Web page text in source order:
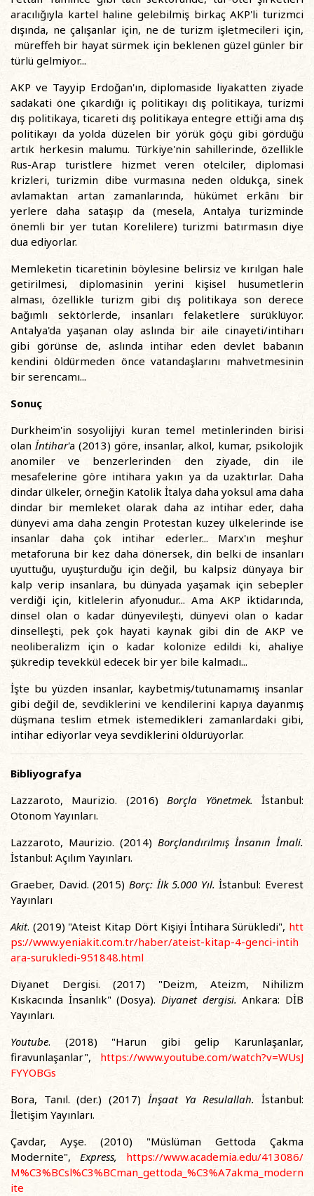
aracılığıyla kartel haline gelebilmiş birkaç AKP'li turizmci
dışında, ne çalışanlar için, ne de turizm işletmecileri için,
müreffeh bir hayat sürmek için beklenen güzel günler bir
türlü gelmiyor...
AKP ve Tayyip Erdoğan'ın, diplomaside liyakatten ziyade
sadakati öne çıkardığı iç politikayı dış politikaya, turizmi
dış politikaya, ticareti dış politikaya entegre ettiği ama dış
politikayı da yolda düzelen bir yörük göçü gibi gördüğü
artık herkesin malumu. Türkiye'nin sahillerinde, özellikle
Rus-Arap turistlere hizmet veren otelciler, diplomasi
krizleri, turizmin dibe vurmasına neden oldukça, sinek
avlamaktan artan zamanlarında, hükümet erkânı bir
yerlere daha sataşıp da (mesela, Antalya turizminde
önemli bir yer tutan Korelilere) turizmi batırmasın diye
dua ediyorlar.
Memleketin ticaretinin böylesine belirsiz ve kırılgan hale
getirilmesi, diplomasinin yerini kişisel husumetlerin
alması, özellikle turizm gibi dış politikaya son derece
bağımlı sektörlerde, insanları felaketlere sürüklüyor.
Antalya'da yaşanan olay aslında bir aile cinayeti/intiharı
gibi görünse de, aslında intihar eden devlet babanın
kendini öldürmeden önce vatandaşlarını mahvetmesinin
bir serencamı...
Sonuç
Durkheim'in sosyolijiyi kuran temel metinlerinden birisi
olanİntihar'a (2013) göre, insanlar, alkol, kumar, psikolojik
anomiler ve benzerlerinden den ziyade, din ile
mesafelerine göre intihara yakın ya da uzaktırlar. Daha
dindar ülkeler, örneğin Katolik İtalya daha yoksul ama daha
dindar bir memleket olarak daha az intihar eder, daha
dünyevi ama daha zengin Protestan kuzey ülkelerinde ise
insanlar daha çok intihar ederler... Marx'ın meşhur
metaforuna bir kez daha dönersek, din belki de insanları
uyuttuğu, uyuşturduğu için değil, bu kalpsiz dünyaya bir
kalp verip insanlara, bu dünyada yaşamak için sebepler
verdiği için, kitlelerin afyonudur... Ama AKP iktidarında,
dinsel olan o kadar dünyevileşti, dünyevi olan o kadar
dinselleşti, pek çok hayati kaynak gibi din de AKP ve
neoliberalizm için o kadar kolonize edildi ki, ahaliye
şükredip tevekkül edecek bir yer bile kalmadı...
İşte bu yüzden insanlar, kaybetmiş/tutunamamış insanlar
gibi değil de, sevdiklerini ve kendilerini kapıya dayanmış
düşmana teslim etmek istemedikleri zamanlardaki gibi,
intihar ediyorlar veya sevdiklerini öldürüyorlar.
Bibliyografya
Lazzaroto, Maurizio. (2016)Borçla Yönetmek.İstanbul:
Otonom Yayınları.
Lazzaroto, Maurizio. (2014) Borçlandırılmış İnsanın İmali.
İstanbul: Açılım Yayınları.
Graeber, David. (2015) Borç: İlk 5.000 Yıl.İstanbul: Everest
Yayınları
Akit. (2019) "Ateist Kitap Dört Kişiyi İntihara Sürükledi", htt
ps://www.yeniakit.com.tr/haber/ateist-kitap-4-genci-intih
ara-surukledi-951848.html
Diyanet Dergisi. (2017) "Deizm, Ateizm, Nihilizm
Kıskacında İnsanlık" (Dosya). Diyanet dergisi.Ankara: DİB
Yayınları.
Youtube. (2018) "Harun gibi gelip Karunlaşanlar,
firavunlaşanlar", https://www.youtube.com/watch?v=WUsJ
FYYOBGs
Bora, Tanıl. (der.) (2017)İnşaat Ya Resulallah.İstanbul:
İletişim Yayınları.
Çavdar, Ayşe. (2010) "Müslüman Gettoda Çakma
Modernite", Express, https://www.academia.edu/413086/
M%C3%BCsl%C3%BCman_gettoda_%C3%A7akma_modern
ite